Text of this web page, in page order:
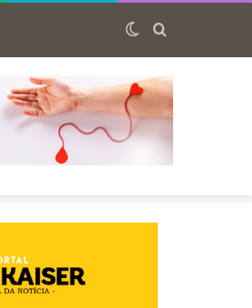
Procurar
por
Switch
skin